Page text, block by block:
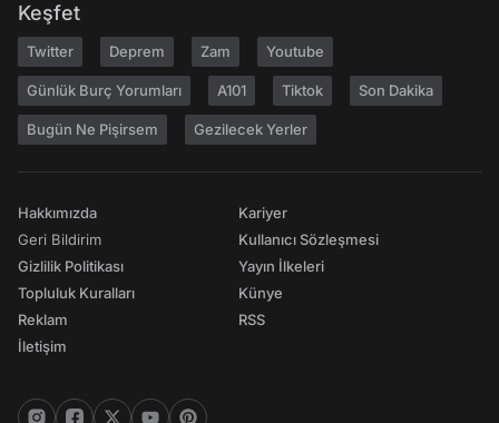
Keşfet
Twitter Deprem Zam Youtube
Günlük Burç Yorumları A101 Tiktok Son Dakika
Bugün Ne Pişirsem Gezilecek Yerler
Hakkımızda
Geri Bildirim
Gizlilik Politikası
Topluluk Kuralları
Reklam
İletişim
Kariyer
Kullanıcı Sözleşmesi
Yayın İlkeleri
Künye
RSS